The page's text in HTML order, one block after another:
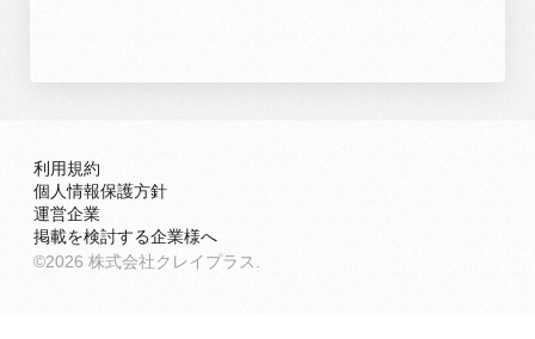
利用規約
個人情報保護方針
運営企業
掲載を検討する企業様へ
©2026 株式会社クレイプラス.